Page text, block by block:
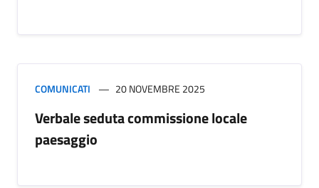
COMUNICATI 20 NOVEMBRE 2025
Verbale seduta commissione locale
paesaggio